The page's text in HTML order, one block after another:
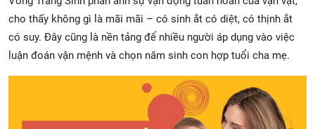
cho thấy không gì là mãi mãi – có sinh ắt có diệt, có thịnh ắt
có suy. Đây cũng là nền tảng để nhiều người áp dụng vào việc
luận đoán vận mệnh và chọn năm sinh con hợp tuổi cha mẹ.